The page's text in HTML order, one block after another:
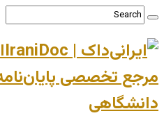
مرجع تخصصی
دانشگاهی